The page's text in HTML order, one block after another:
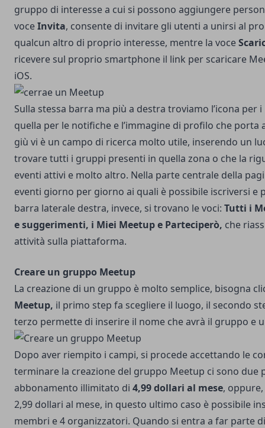
gruppo di interesse a cui si possono aggiungere
voceInvita, consente di invitare gli utenti a unirsi al
qualcun altro di proprio interesse, mentre la voce
ricevere sul proprio smartphone il link per scaricare
iOS.
Sulla stessa barra ma più a destra troviamo l’icona per
quella per le notifiche e l’immagine di profilo che porta
giù vi è un campo di ricerca molto utile, inserendo un
trovare tutti i gruppi presenti in quella zona o che la
eventi attivi e molto altro. Nella parte centrale della
eventi giorno per giorno ai quali è possibile iscriversi e
barra laterale destra, invece, si trovano le voci: Tutti i
e suggerimenti, i Miei Meetup e Parteciperò, che
attività sulla piattaforma.
Creare un gruppo Meetup
La creazione di un gruppo è molto semplice, bisogna
Meetup, il primo step fa scegliere il luogo, il secondo
terzo permette di inserire il nome che avrà il gruppo e
Dopo aver riempito i campi, si procede accettando le
terminare la creazione del gruppo Meetup ci sono due
abbonamento illimitato di 4,99 dollari al mese,
2,99 dollari al mese, in questo ultimo caso è possibile
membri e 4 organizzatori. Quando si entra a far parte